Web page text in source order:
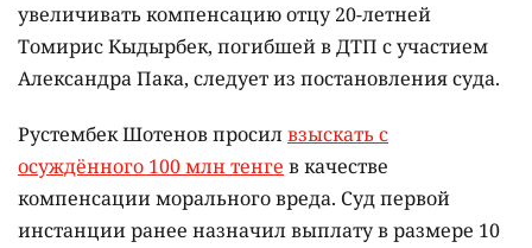
увеличивать компенсацию отцу 20-летней
Томирис Кыдырбек, погибшей в ДТП с участием
Александра Пака, следует из постановления суда.
Рустембек Шотенов просилвзыскать с
осуждённого 100 млн тенге в качестве
компенсации морального вреда. Суд первой
инстанции ранее назначил выплату в размере 10